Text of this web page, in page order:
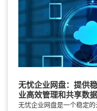
无忧企业网盘：提供
业高效管理和共享数
无忧企业网盘是一个稳定